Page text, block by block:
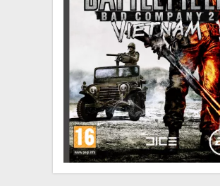
TCG & BOARDGAME HUB
VÝKUP HER (BAZAR)